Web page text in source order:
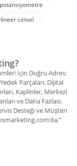
cetvel
İçin Doğru Adres:
Parçaları, Dijital
Kaplinler, Merkezi
ve Daha Fazlası.
Desteği ve Müşteri